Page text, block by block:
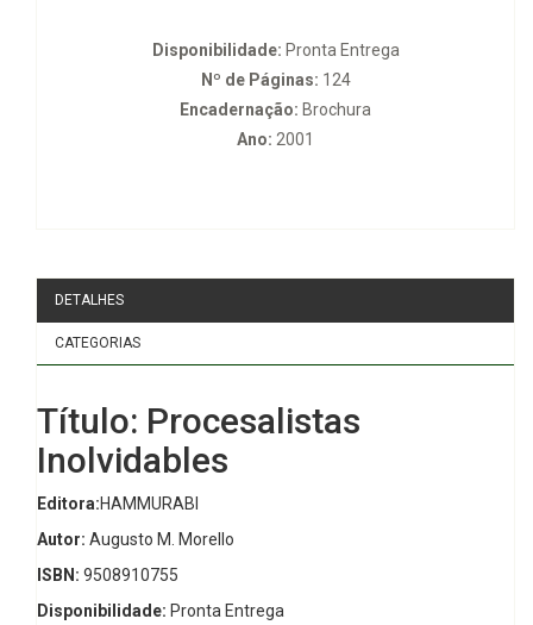
Disponibilidade: Pronta Entrega
Nº de Páginas: 124
Encadernação: Brochura
Ano: 2001
DETALHES
CATEGORIAS
Título: Procesalistas
Inolvidables
Editora:HAMMURABI
Autor: Augusto M. Morello
ISBN: 9508910755
Disponibilidade: Pronta Entrega